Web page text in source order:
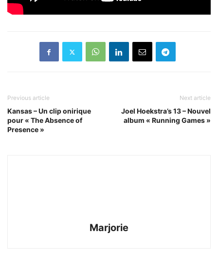
Previous article
Kansas – Un clip onirique
pour « The Absence of
Presence »
Next article
Joel Hoekstra’s 13 – Nouvel
album « Running Games »
Marjorie